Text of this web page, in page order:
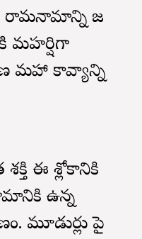
రామనామాన్ని జ
మహర్షిగా
మహా కావ్యాన్ని
ఈ శ్లోకానికి
ఉన్న
మూడుసార్లు పై